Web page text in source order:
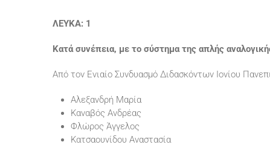
ΛΕΥΚΑ: 1
Κατά συνέπεια, με το σύστημα της απλής
Από τον Ενιαίο Συνδυασμό Διδασκόντων Ιονίου
Αλεξανδρή Μαρία
Καναβός Ανδρέας
Φλώρος Άγγελος
Κατσαουνίδου Αναστασία